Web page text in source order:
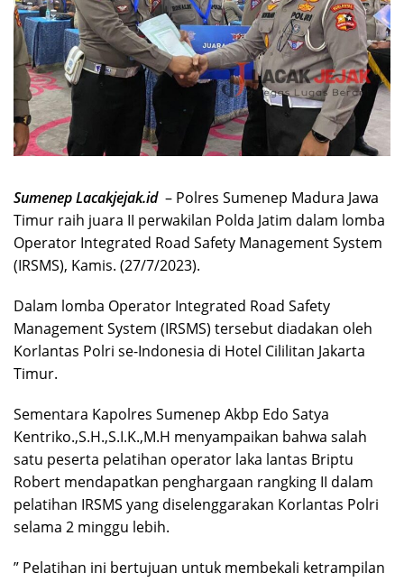
Sumenep Lacakjejak.id– Polres Sumenep Madura Jawa
Timur raih juara II perwakilan Polda Jatim dalam lomba
Operator Integrated Road Safety Management System
(IRSMS), Kamis. (27/7/2023).
Dalam lomba Operator Integrated Road Safety
Management System (IRSMS) tersebut diadakan oleh
Korlantas Polri se-Indonesia di Hotel Cililitan Jakarta
Timur.
Sementara Kapolres Sumenep Akbp Edo Satya
Kentriko.,S.H.,S.I.K.,M.H menyampaikan bahwa salah
satu peserta pelatihan operator laka lantas Briptu
Robert mendapatkan penghargaan rangking II dalam
pelatihan IRSMS yang diselenggarakan Korlantas Polri
selama 2 minggu lebih.
” Pelatihan ini bertujuan untuk membekali ketrampilan